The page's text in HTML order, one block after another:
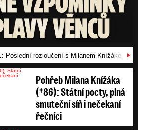
Poslední rozloučení s Milanem Knížákem
Pohřeb Milana Knížáka
(†86): Státní pocty, plná
smuteční síň i nečekaní
řečníci